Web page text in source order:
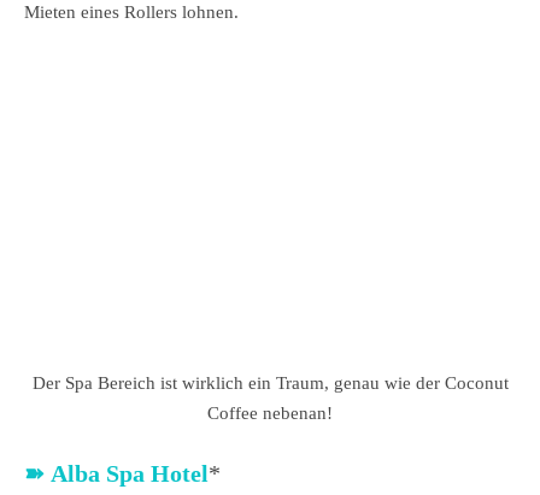
Mieten eines Rollers lohnen.
Der Spa Bereich ist wirklich ein Traum, genau wie der Coconut
Coffee nebenan!
➽ Alba Spa Hotel*